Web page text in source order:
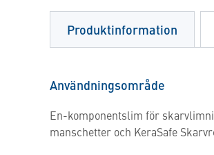
Produktinformation
Användningsområde
En-komponentslim för
manschetter och KeraSafe